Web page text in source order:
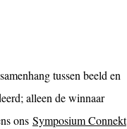
tussen beeld en
alleen de winnaar
ons Symposium Connekt